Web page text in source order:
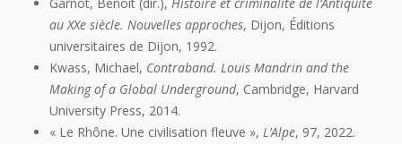
Garnot, Benoît (dir.), Histoire et criminalité de l’Antiquité
au XXe siècle. Nouvelles approches, Dijon, Éditions
universitaires de Dijon, 1992.
Kwass, Michael, Contraband. Louis Mandrin and the
Making of a Global Underground, Cambridge, Harvard
University Press, 2014.
« Le Rhône. Une civilisation fleuve », L’Alpe, 97, 2022.